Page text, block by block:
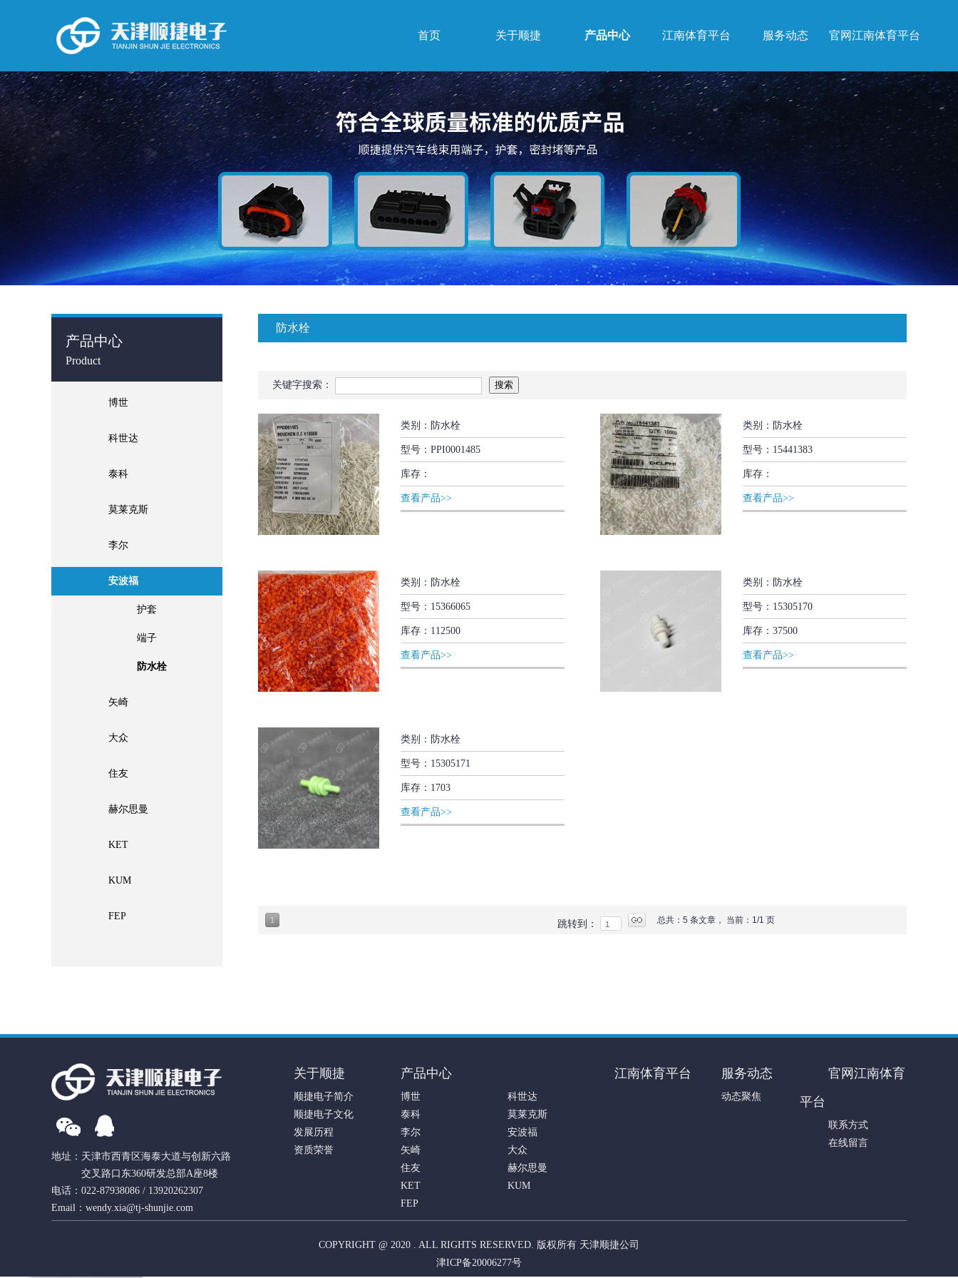
首页 关于顺捷 产品中心 江南体育平台 服务动态 官网江南体育平台
产品中心
Product
博世
科世达
泰科
莫莱克斯
李尔
安波福
护套
端子
防水栓
矢崎
大众
住友
赫尔思曼
KET
KUM
FEP
防水栓
关键字搜索：
类别：防水栓
型号：PPI0001485
库存：
查看产品>>
类别：防水栓
型号：15441383
库存：
查看产品>>
类别：防水栓
型号：15366065
库存：112500
查看产品>>
类别：防水栓
型号：15305170
库存：37500
查看产品>>
类别：防水栓
型号：15305171
库存：1703
查看产品>>
1 跳转到： 总共：5 条文章， 当前：1/1 页
关于顺捷
顺捷电子简介
顺捷电子文化
发展历程
资质荣誉
产品中心
博世
科世达
泰科
莫莱克斯
李尔
安波福
矢崎
大众
住友
赫尔思曼
KET
KUM
FEP
江南体育平台 服务动态
动态聚焦
官网江南体育
平台
联系方式
在线留言
地址：天津市西青区海泰大道与创新六路
交叉路口东360研发总部A座8楼
电话：022-87938086 / 13920262307
Email：wendy.xia@tj-shunjie.com
津ICP备20006277号
COPYRIGHT @ 2020 . ALL RIGHTS RESERVED. 版权所有 天津顺捷公司